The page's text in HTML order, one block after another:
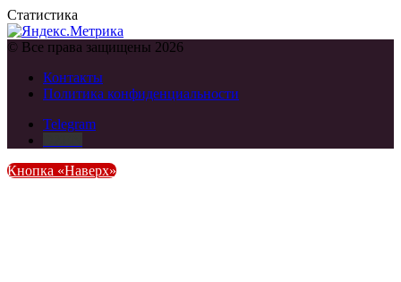
Статистика
© Все права защищены 2026
Контакты
Политика конфиденциальности
Telegram
Кнопка «Наверх»